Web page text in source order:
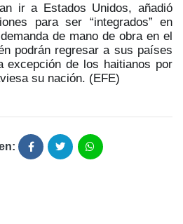
ir a Estados Unidos, añadió
para ser “integrados” en
de mano de obra en el
podrán regresar a sus países
excepción de los haitianos por
su nación. (EFE)